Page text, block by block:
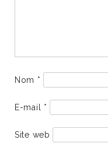
Nom *
E-mail *
Site web